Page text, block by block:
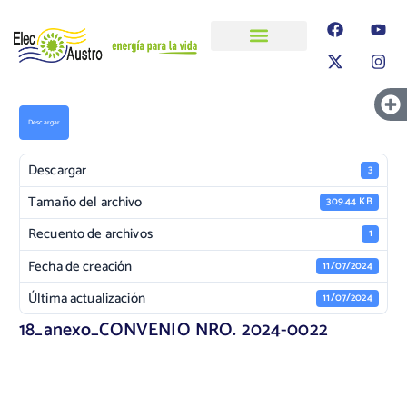
Descargar
Descargar 3
Tamaño del archivo 309.44 KB
Recuento de archivos 1
Fecha de creación 11/07/2024
Última actualización 11/07/2024
18_anexo_CONVENIO NRO. 2024-0022